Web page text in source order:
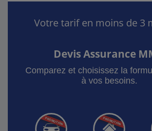
Votre tarif en moins de 3
Devis Assurance
Comparez et choisissez la
à vos besoins.